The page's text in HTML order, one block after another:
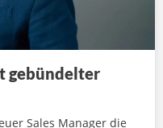
gebündelter
Sales Manager die